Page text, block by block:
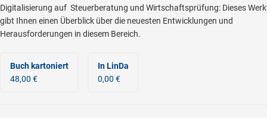
Digitalisierung auf Steuerberatung und Wirtschaftsprüfung: Dieses Werk
gibt Ihnen einen Überblick über die neuesten Entwicklungen und
Herausforderungen in diesem Bereich.
Buch kartoniert
48,00 €
In LinDa
0,00 €